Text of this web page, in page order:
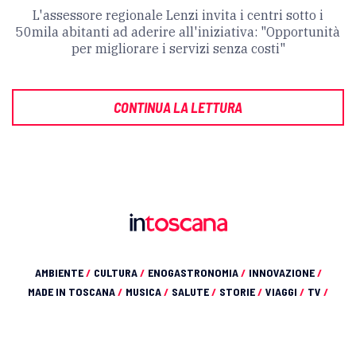
L'assessore regionale Lenzi invita i centri sotto i
50mila abitanti ad aderire all'iniziativa: "Opportunità
per migliorare i servizi senza costi"
CONTINUA LA LETTURA
AMBIENTE/ CULTURA/ ENOGASTRONOMIA/ INNOVAZIONE/
MADE IN TOSCANA/ MUSICA/ SALUTE/ STORIE/ VIAGGI / TV /